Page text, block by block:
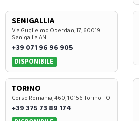
SENIGALLIA
Via Guglielmo Oberdan, 17, 60019
Senigallia AN
+39 071 96 96 905
DISPONIBILE
TORINO
Corso Romania, 460, 10156 Torino TO
+39 375 73 89 174